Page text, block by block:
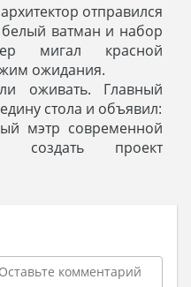
отправился
ватман и набор
мигал красной
ожидания.
оживать. Главный
стола и объявил:
мэтр современной
создать проект
и не сделал!
и принялись
порхали по белому,
на нем